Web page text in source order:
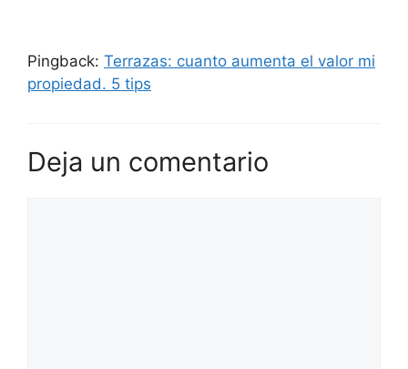
Pingback: Terrazas: cuanto aumenta el valor mi
propiedad. 5 tips
Deja un comentario